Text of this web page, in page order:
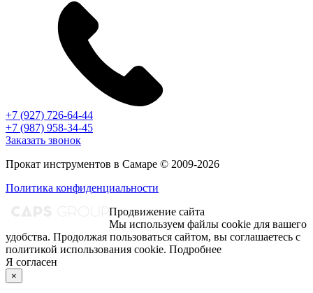
+7 (927) 726-64-44
+7 (987) 958-34-45
Заказать звонок
Прокат инструментов в Самаре © 2009-2026
Политика конфиденциальности
Продвижение сайта
Мы используем файлы cookie для вашего
удобства. Продолжая пользоваться сайтом, вы соглашаетесь с
политикой использования cookie. Подробнее
Я согласен
×